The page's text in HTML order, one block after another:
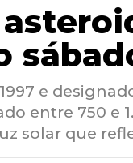
e
entre 750 e
solar que